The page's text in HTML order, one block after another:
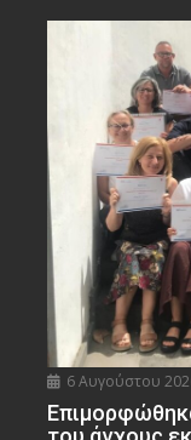
6 Αυγούστου